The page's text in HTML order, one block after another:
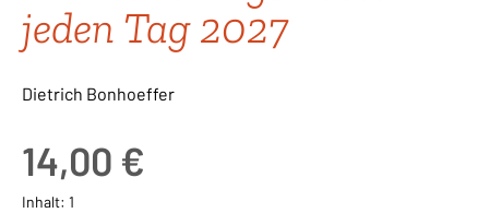
jeden Tag 2027
Dietrich Bonhoeffer
14,00 €
Inhalt: 1